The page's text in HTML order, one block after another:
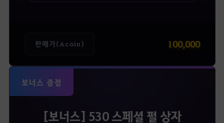
판매가(Acoin) 100,000
보너스 증정
[보너스] 530 스페셜 펄 상자